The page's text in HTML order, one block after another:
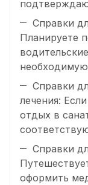
Справки
Планируете
Справки
лечения:
отдых в
Справки
оформить